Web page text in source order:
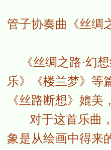
管子协奏曲《丝绸
《丝绸之路·幻想
乐》《楼兰梦》等
《丝路断想》媲
对于这首乐曲，
象是从绘画中得来